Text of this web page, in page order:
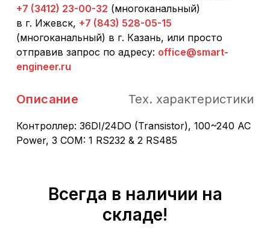
+7 (3412) 23-00-32 (многоканальный)
в г. Ижевск, +7 (843) 528-05-15
(многоканальный) в г. Казань, или просто
отправив запрос по адресу: office@smart-
engineer.ru
Описание Тех. характеристики
Контроллер: 36DI/24DO (Transistor), 100~240 AC
Power, 3 COM: 1 RS232 & 2 RS485
Всегда в наличии на
складе!